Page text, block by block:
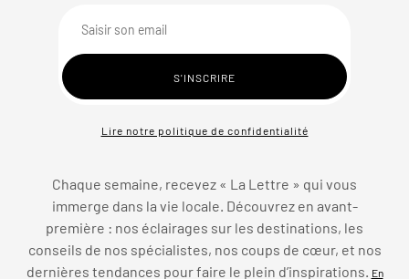
Lire notre politique de confidentialité
Chaque semaine, recevez « La Lettre » qui vous
immerge dans la vie locale. Découvrez en avant-
première : nos éclairages sur les destinations, les
conseils de nos spécialistes, nos coups de cœur, et nos
dernières tendances pour faire le plein d’inspirations.
En